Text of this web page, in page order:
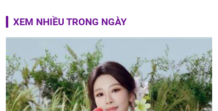
XEM NHIỀU TRONG NGÀY